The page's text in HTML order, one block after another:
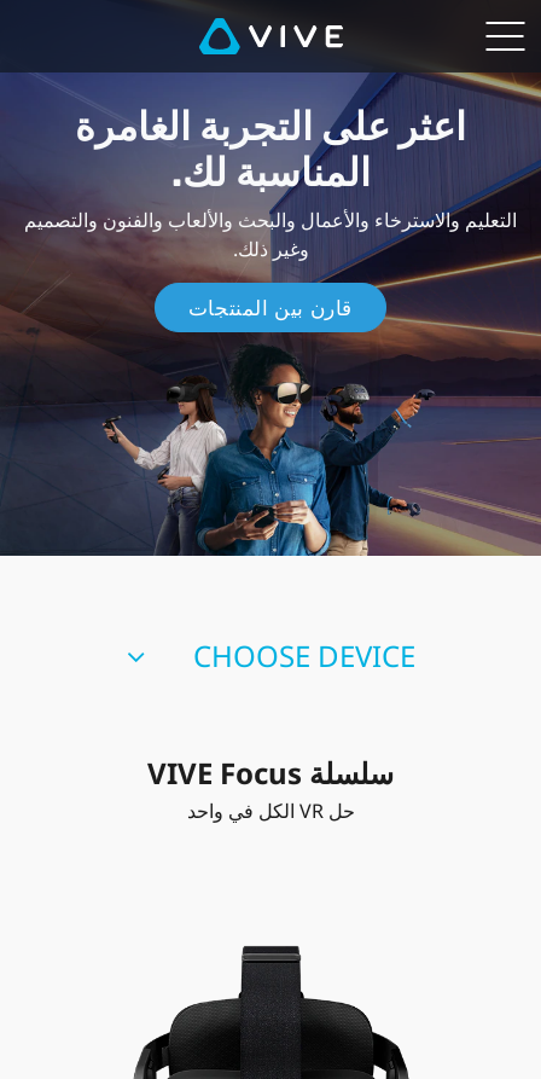
تعرف
على
نظام
الواقع
الافتراضي
المتقدم
الملائم
لك
VIVE
اعثر على التجربة الغامرة
المناسبة لك.
التعليم والاسترخاء والأعمال والبحث والألعاب والفنون والتصميم
وغير ذلك.
قارن بين المنتجات
CHOOSE DEVICE
سلسلة VIVE Focus
حل VR الكل في واحد